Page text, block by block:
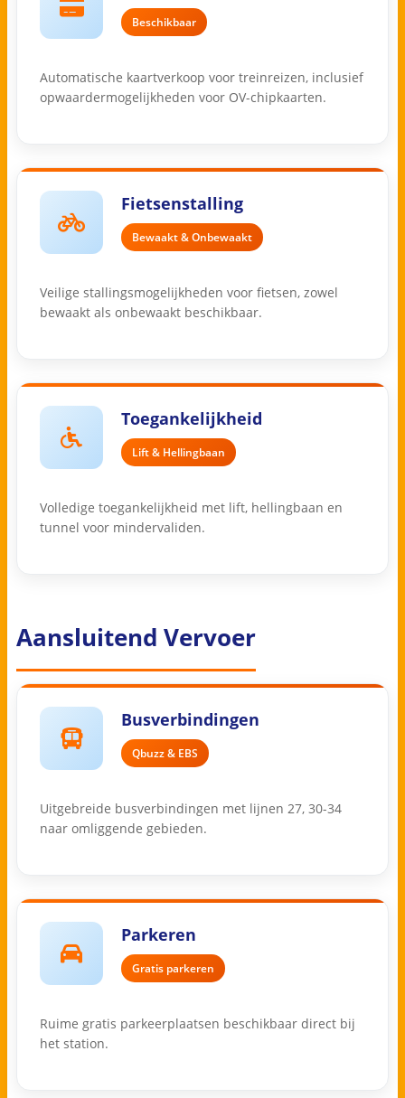
Beschikbaar
Automatische kaartverkoop voor treinreizen, inclusief
opwaardermogelijkheden voor OV-chipkaarten.
Fietsenstalling
Bewaakt & Onbewaakt
Veilige stallingsmogelijkheden voor fietsen, zowel
bewaakt als onbewaakt beschikbaar.
Toegankelijkheid
Lift & Hellingbaan
Volledige toegankelijkheid met lift, hellingbaan en
tunnel voor mindervaliden.
Aansluitend Vervoer
Busverbindingen
Qbuzz & EBS
Uitgebreide busverbindingen met lijnen 27, 30-34
naar omliggende gebieden.
Parkeren
Gratis parkeren
Ruime gratis parkeerplaatsen beschikbaar direct bij
het station.